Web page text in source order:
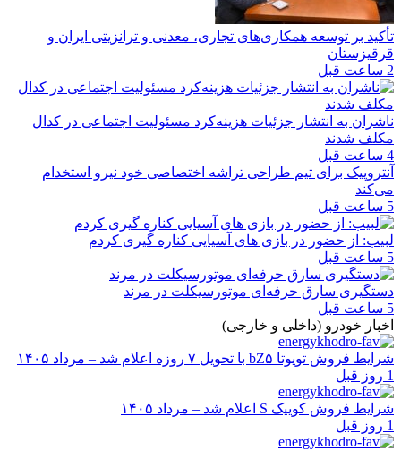
تأکید بر توسعه همکاری‌های تجاری، معدنی و ترانزیتی ایران و
قرقیزستان
2 ساعت قبل
ناشران به انتشار جزئیات هزینه‌کرد مسئولیت اجتماعی در کدال
مکلف شدند
4 ساعت قبل
آنتروپیک برای تیم طراحی تراشه اختصاصی خود نیرو استخدام
می‌کند
5 ساعت قبل
لبیب: از حضور در بازی های آسیایی کناره گیری کردم
5 ساعت قبل
دستگیری سارق حرفه‌ای موتورسیکلت در مرند
5 ساعت قبل
اخبار خودرو (داخلی و خارجی)
شرایط فروش تویوتا bZ۵ با تحویل ۷ روزه اعلام شد – مرداد ۱۴۰۵
1 روز قبل
شرایط فروش کوییک S اعلام شد – مرداد ۱۴۰۵
1 روز قبل